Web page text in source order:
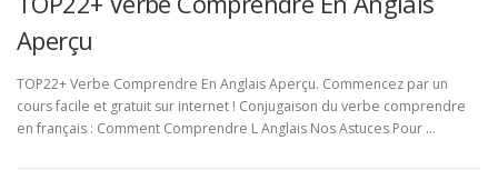
Aperçu
TOP22+ Verbe Comprendre En Anglais Aperçu. Commencez par un
cours facile et gratuit sur internet ! Conjugaison du verbe comprendre
en français : Comment Comprendre L Anglais Nos Astuces Pour …